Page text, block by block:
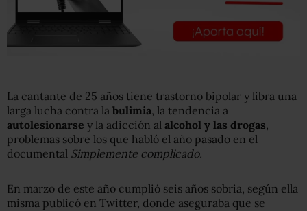
La cantante de 25 años tiene trastorno bipolar y libra una
larga lucha contra la bulimia , la tendencia a
autolesionarse y la adicción al alcohol y las drogas
problemas sobre los que habló el año pasado en el
documental Simplemente complicado.
En marzo de este año cumplió seis años sobria, según ella
misma publicó en Twitter, donde aseguraba que se